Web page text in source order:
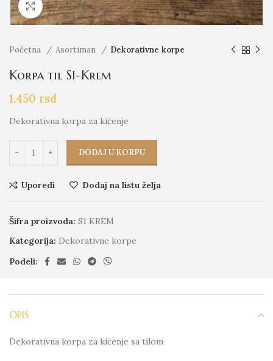
Click to enlarge
Početna Asortiman Dekorativne korpe
Korpa til S1-Krem
1.450 rsd
Dekorativna korpa za kićenje
DODAJ U KORPU
Uporedi Dodaj na listu želja
Šifra proizvoda: S1 KREM
Kategorija: Dekorativne korpe
Podeli:
OPIS
Dekorativna korpa za kićenje sa tilom